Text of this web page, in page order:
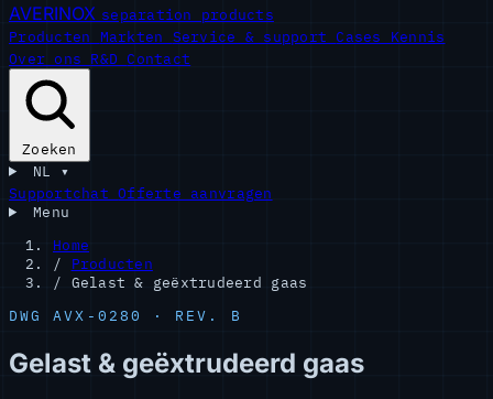
AVERINOX separation products
Producten Markten Service & support Cases Kennis
Over ons R&D Contact
Zoeken
NL ▾
SupportchatOfferte aanvragen
Menu
Home
/
Producten
/ Gelast & geëxtrudeerd gaas
DWG AVX-0280 · REV. B
Gelast & geëxtrudeerd gaas